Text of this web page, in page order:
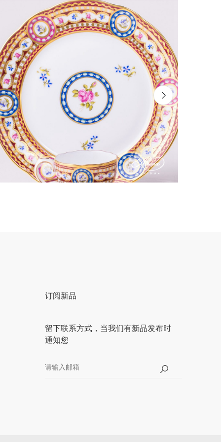
订阅新品
留下联系方式，当我们有新品发布时
通知您